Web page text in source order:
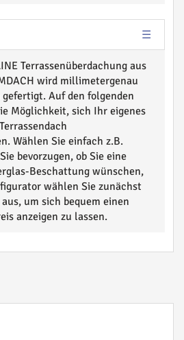
Terrassenüberdachung aus
wird millimetergenau
Auf den folgenden
Möglichkeit, sich Ihr eigenes
Wählen Sie einfach z.B.
bevorzugen, ob Sie eine
Beschattung wünschen,
wählen Sie zunächst
um sich bequem einen
anzeigen zu lassen.